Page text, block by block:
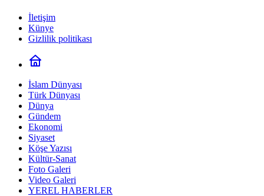
İletişim
Künye
Gizlilik politikası
İslam Dünyası
Türk Dünyası
Dünya
Gündem
Ekonomi
Siyaset
Köşe Yazısı
Kültür-Sanat
Foto Galeri
Video Galeri
YEREL HABERLER